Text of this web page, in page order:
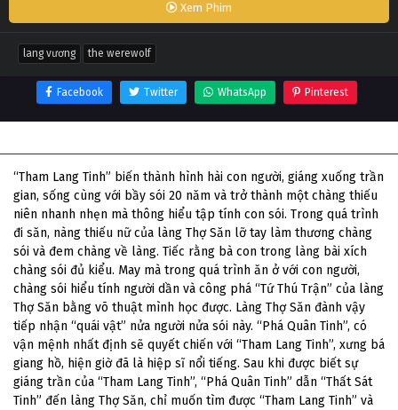
Xem Phim
lang vương the werewolf
Facebook Twitter WhatsApp Pinterest
“Tham Lang Tinh” biến thành hình hài con người, giáng xuống trần
gian, sống cùng với bầy sói 20 năm và trở thành một chàng thiếu
niên nhanh nhẹn mà thông hiểu tập tính con sói. Trong quá trình
đi săn, nàng thiếu nữ của làng Thợ Săn lỡ tay làm thương chàng
sói và đem chàng về làng. Tiếc rằng bà con trong làng bài xích
chàng sói đủ kiểu. May mà trong quá trình ăn ở với con người,
chàng sói hiểu tính người dần và công phá “Tứ Thú Trận” của làng
Thợ Săn bằng võ thuật mình học được. Làng Thợ Săn đành vậy
tiếp nhận “quái vật” nửa người nửa sói này. “Phá Quân Tinh”, có
vận mệnh nhất định sẽ quyết chiến với “Tham Lang Tinh”, xưng bá
giang hồ, hiện giờ đã là hiệp sĩ nổi tiếng. Sau khi được biết sự
giáng trần của “Tham Lang Tinh”, “Phá Quân Tinh” dẫn “Thất Sát
Tinh” đến làng Thợ Săn, chỉ muốn tìm được “Tham Lang Tinh” và